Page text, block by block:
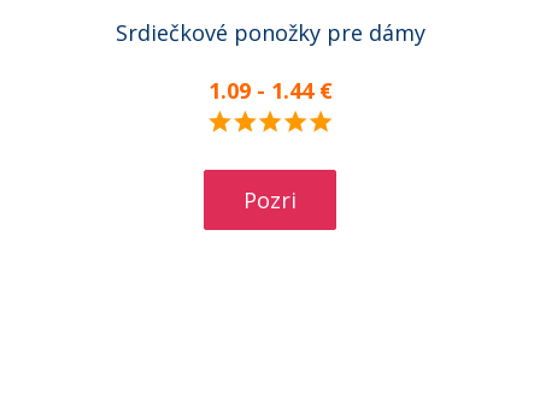
Srdiečkové ponožky pre dámy
1.09 - 1.44 €
Pozri